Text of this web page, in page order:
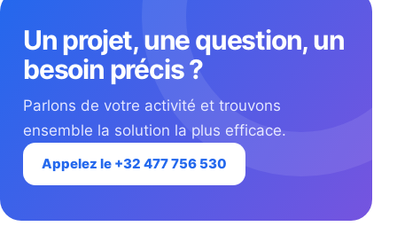
Un projet, une question, un
besoin précis ?
Parlons de votre activité et trouvons
ensemble la solution la plus efficace.
Appelez le +32 477 756 530